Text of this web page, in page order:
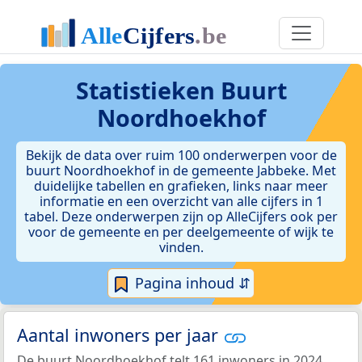
Statistieken Buurt
Noordhoekhof
Bekijk de data over ruim 100 onderwerpen voor de
buurt Noordhoekhof in de gemeente Jabbeke. Met
duidelijke tabellen en grafieken, links naar meer
informatie en een overzicht van alle cijfers in 1
tabel. Deze onderwerpen zijn op AlleCijfers ook per
voor de gemeente en per deelgemeente of wijk te
vinden.
Pagina inhoud ⇵
Aantal inwoners per jaar